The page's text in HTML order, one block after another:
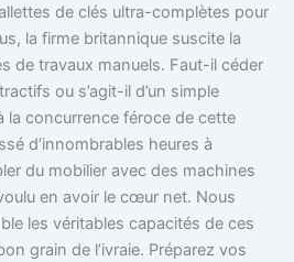
de clés ultra-complètes pour
la firme britannique suscite la
de travaux manuels. Faut-il céder
ou s’agit-il d’un simple
la concurrence féroce de cette
d’innombrables heures à
du mobilier avec des machines
en avoir le cœur net. Nous
les véritables capacités de ces
grain de l’ivraie. Préparez vos